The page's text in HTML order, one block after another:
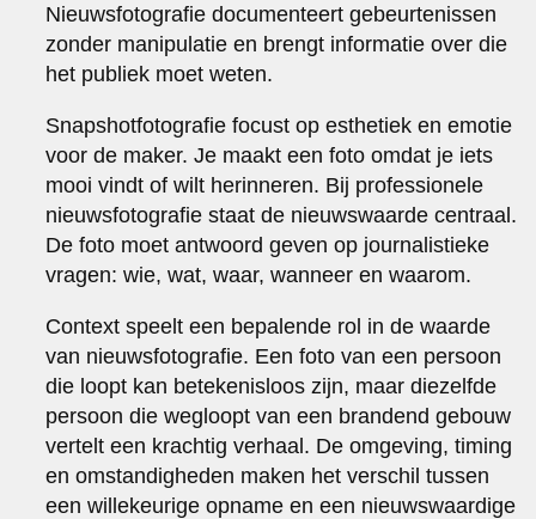
Nieuwsfotografie documenteert gebeurtenissen
zonder manipulatie en brengt informatie over die
het publiek moet weten.
Snapshotfotografie focust op esthetiek en emotie
voor de maker. Je maakt een foto omdat je iets
mooi vindt of wilt herinneren. Bij professionele
nieuwsfotografie staat de nieuwswaarde centraal.
De foto moet antwoord geven op journalistieke
vragen: wie, wat, waar, wanneer en waarom.
Context speelt een bepalende rol in de waarde
van nieuwsfotografie. Een foto van een persoon
die loopt kan betekenisloos zijn, maar diezelfde
persoon die wegloopt van een brandend gebouw
vertelt een krachtig verhaal. De omgeving, timing
en omstandigheden maken het verschil tussen
een willekeurige opname en een nieuwswaardige